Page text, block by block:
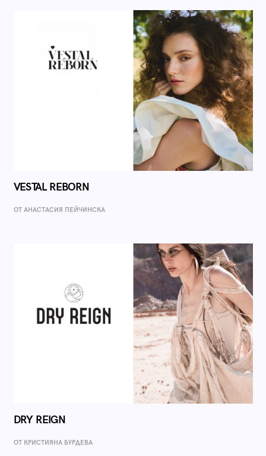
VESTAL REBORN
ОТ AНАСТАСИЯ ПЕЙЧИНСКА
DRY REIGN
ОТ КРИСТИЯНА БУРДЕВА